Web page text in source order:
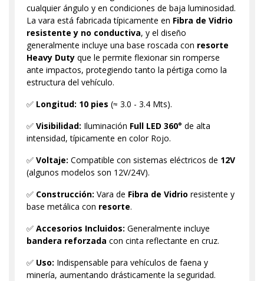
cualquier ángulo y en condiciones de baja luminosidad.
La vara está fabricada típicamente en Fibra de Vidrio
resistente y no conductiva, y el diseño
generalmente incluye una base roscada con resorte
Heavy Duty que le permite flexionar sin romperse
ante impactos, protegiendo tanto la pértiga como la
estructura del vehículo.
✅ Longitud: 10 pies (≈ 3.0 - 3.4 Mts).
✅ Visibilidad: Iluminación Full LED 360° de alta
intensidad, típicamente en color Rojo.
✅ Voltaje: Compatible con sistemas eléctricos de 12V
(algunos modelos son 12V/24V).
✅ Construcción: Vara de Fibra de Vidrio resistente y
base metálica con resorte.
✅ Accesorios Incluidos: Generalmente incluye
bandera reforzada con cinta reflectante en cruz.
✅ Uso: Indispensable para vehículos de faena y
minería, aumentando drásticamente la seguridad.